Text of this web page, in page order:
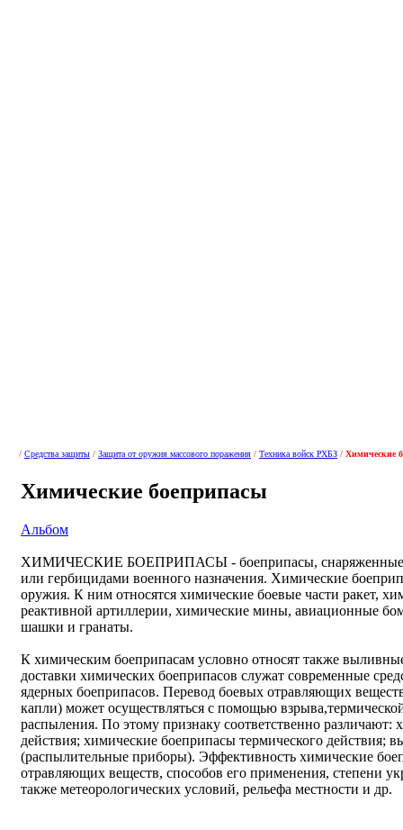
/ Средства защиты / Защита от оружия массового поражения / Техника войск РХБЗ / Химические
Химические боеприпасы
Альбом
ХИМИЧЕСКИЕ БОЕПРИПАСЫ - боеприпасы, снаряженные
или гербицидами военного назначения. Химические
оружия. К ним относятся химические боевые части ракет,
реактивной артиллерии, химические мины, авиационные
шашки и гранаты.
К химическим боеприпасам условно относят также
доставки химических боеприпасов служат современные
ядерных боеприпасов. Перевод боевых отравляющих
капли) может осуществляться с помощью
распыления. По этому признаку соответственно различают:
действия; химические боеприпасы термического действия;
(распылительные приборы). Эффективность химические
отравляющих веществ, способов его применения, степени
также метеорологических условий, рельефа местности и др.